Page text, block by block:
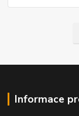
Informace